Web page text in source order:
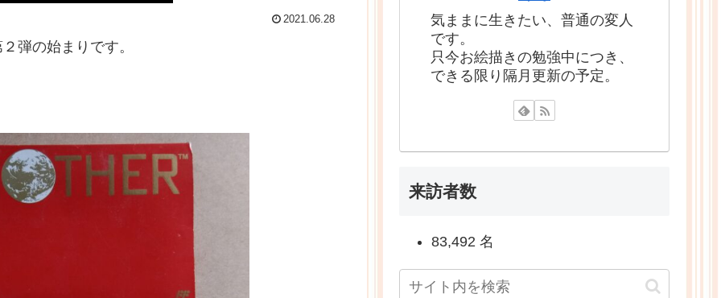
2021.06.28
弾の始まりです。
気ままに生きたい、普通の変人
です。
只今お絵描きの勉強中につき、
できる限り隔月更新の予定。
来訪者数
83,492 名